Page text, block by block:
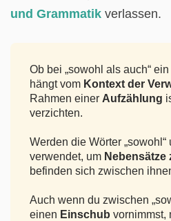
und Grammatik verlassen.
Ob bei „sowohl als auch“
hängt vom Kontext der
Rahmen einer Aufzählung
verzichten.
Werden die Wörter „sowohl“
verwendet, um Nebensätze
befinden sich zwischen
Auch wenn du zwischen
einen Einschub vornimmst,